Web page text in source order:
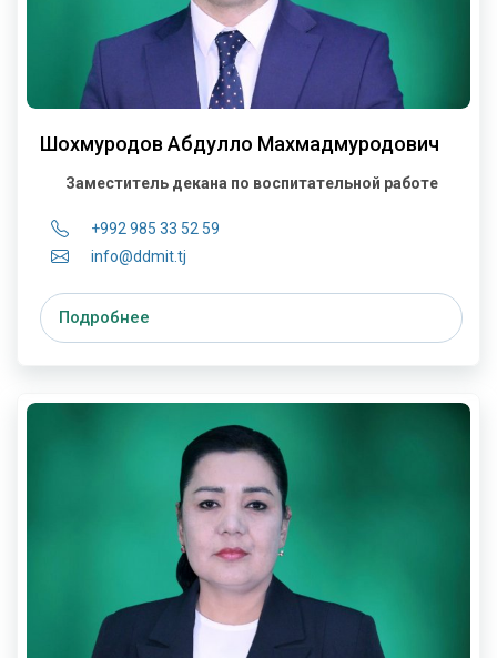
Шохмуродов Абдулло Махмадмуродович
Заместитель декана по воспитательной работе
+992 985 33 52 59
info@ddmit.tj
Подробнее